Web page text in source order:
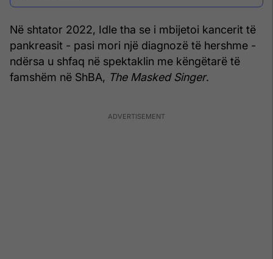
Në shtator 2022, Idle tha se i mbijetoi kancerit të
pankreasit - pasi mori një diagnozë të hershme -
ndërsa u shfaq në spektaklin me këngëtarë të
famshëm në ShBA, The Masked Singer.